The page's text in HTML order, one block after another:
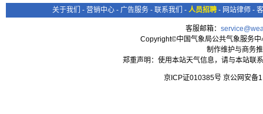
关于我们 - 营销中心 - 广告服务 - 联系我们 - 人员招聘 - 网站律师 -
客服邮箱：
Copyright©中国气象局公共气象服务
制作维护与商务
郑重声明：使用本站天气信息，请与本站联
京ICP证010385号 京公网安备